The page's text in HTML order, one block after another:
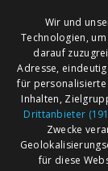
Wir und
Technologien,
darauf
Adresse,
für personalisierte
Inhalten,
Drittanbieter
Zwecke
für diese